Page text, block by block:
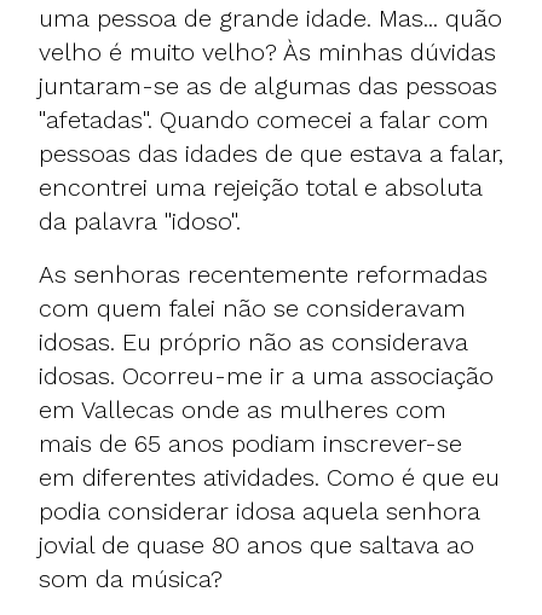
uma pessoa de grande idade. Mas... quão
velho é muito velho? Às minhas dúvidas
juntaram-se as de algumas das pessoas
"afetadas". Quando comecei a falar com
pessoas das idades de que estava a falar,
encontrei uma rejeição total e absoluta
da palavra "idoso".
As senhoras recentemente reformadas
com quem falei não se consideravam
idosas. Eu próprio não as considerava
idosas. Ocorreu-me ir a uma associação
em Vallecas onde as mulheres com
mais de 65 anos podiam inscrever-se
em diferentes atividades. Como é que eu
podia considerar idosa aquela senhora
jovial de quase 80 anos que saltava ao
som da música?